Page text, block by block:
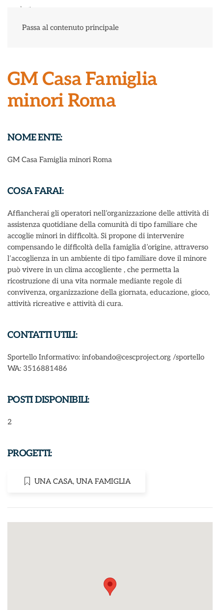
Passa al contenuto principale
GM Casa Famiglia
minori Roma
NOME ENTE:
GM Casa Famiglia minori Roma
COSA FARAI:
Affiancherai gli operatori nell’organizzazione delle attività di
assistenza quotidiane della comunità di tipo familiare che
accoglie minori in difficoltà. Si propone di intervenire
compensando le difficoltà della famiglia d’origine, attraverso
l’accoglienza in un ambiente di tipo familiare dove il minore
può vivere in un clima accogliente , che permetta la
ricostruzione di una vita normale mediante regole di
convivenza, organizzazione della giornata, educazione, gioco,
attività ricreative e attività di cura.
CONTATTI UTILI:
Sportello Informativo: infobando@cescproject.org /sportello
WA: 3516881486
POSTI DISPONIBILI:
2
PROGETTI:
UNA CASA, UNA FAMIGLIA